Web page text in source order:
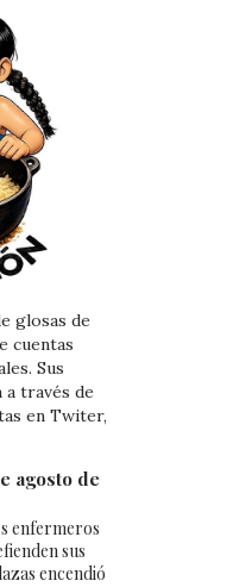
glosas de
cuentas
Sus
través de
en Twiter,
agosto de
enfermeros
sus
encendió